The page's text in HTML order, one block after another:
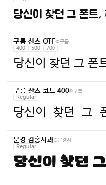
당신이 찾던 그 폰트
구름 산스 OTF©구름
400
500 700
구름 산스 코드 400©구름
Regular
문경 감홍사과©문경시
Regular